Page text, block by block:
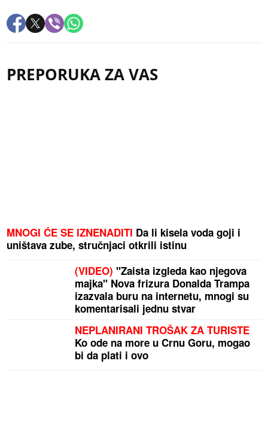
PREPORUKA ZA VAS
MNOGI ĆE SE IZNENADITI Da li kisela voda goji i
uništava zube, stručnjaci otkrili istinu
(VIDEO) "Zaista izgleda kao njegova
majka" Nova frizura Donalda Trampa
izazvala buru na internetu, mnogi su
komentarisali jednu stvar
NEPLANIRANI TROŠAK ZA TURISTE
Ko ode na more u Crnu Goru, mogao
bi da plati i ovo